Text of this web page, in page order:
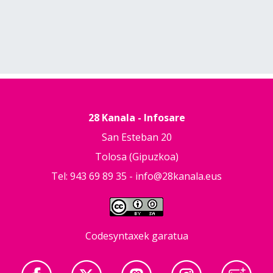
28 Kanala - Infosare
San Esteban 20
Tolosa (Gipuzkoa)
Tel: 943 69 89 35 - info@28kanala.eus
Codesyntaxek garatua